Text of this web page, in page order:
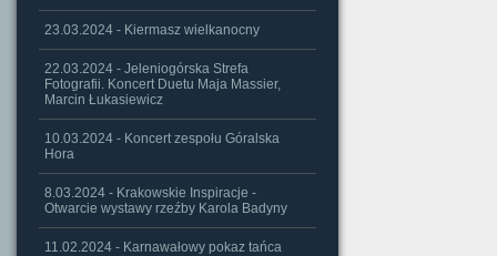
23.03.2024 - Kiermasz wielkanocny
22.03.2024 - Jeleniogórska Strefa
Fotografii. Koncert Duetu Maja Massier,
Marcin Łukasiewicz
10.03.2024 - Koncert zespołu Góralska
Hora
8.03.2024 - Krakowskie Inspiracje -
Otwarcie wystawy rzeźby Karola Badyny
11.02.2024 - Karnawałowy pokaz tańca